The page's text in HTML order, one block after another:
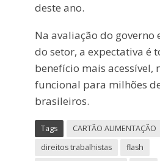
deste ano.
Na avaliação do governo
do setor, a expectativa é
benefício mais acessível,
funcional para milhões
brasileiros.
Tags
CARTÃO ALIMENTAÇÃO
direitos trabalhistas
flash